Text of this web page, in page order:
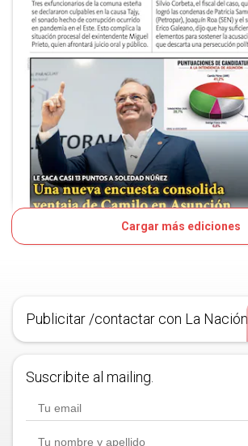
Cargar más ediciones
Publicitar /contactar con La Nación
Suscribite al mailing.